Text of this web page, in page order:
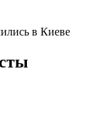
в Киеве